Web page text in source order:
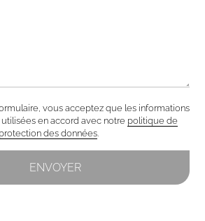
vous acceptez que les informations
en accord avec notre politique de
protection des données.